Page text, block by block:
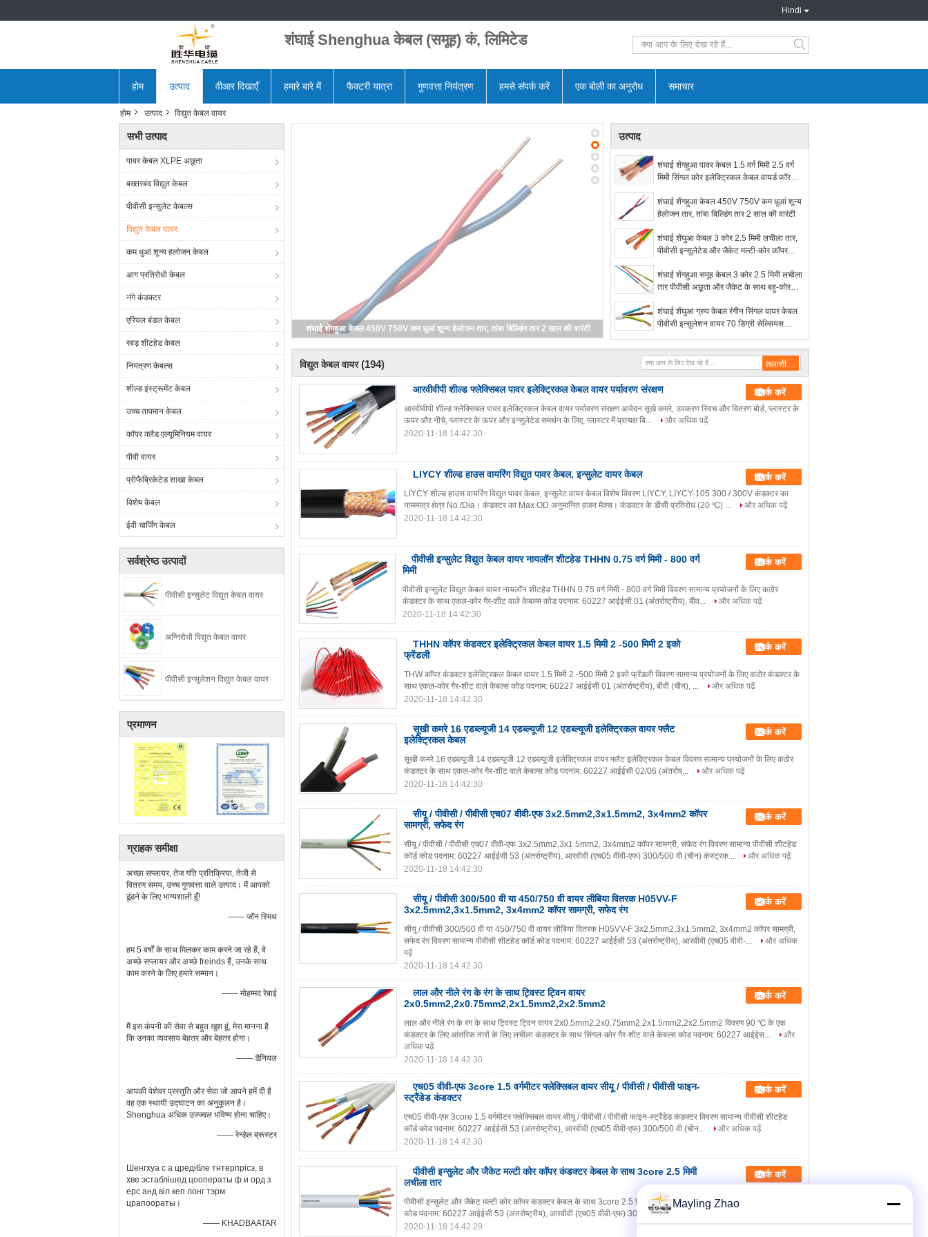
Hindi
शंघाई Shenghua केबल (समूह) कं, लिमिटेड
search
होम उत्पाद वीआर दिखाएँ हमारे बारे में फैक्टरी यात्रा गुणवत्ता नियंत्रण हमसे संपर्क करें एक बोली का अनुरोध समाचार
होम उत्पाद विद्युत केबल वायर
सभी उत्पाद
पावर केबल XLPE अछूता
बख्तरबंद विद्युत केबल
पीवीसी इन्सुलेट केबल्स
विद्युत केबल वायर
कम धुआं शून्य हलोजन केबल
आग प्रतिरोधी केबल
नंगे कंडक्टर
एरियल बंडल केबल
रबड़ शीटहेड केबल
नियंत्रण केबल्स
शील्ड इंस्ट्रूमेंट केबल
उच्च तापमान केबल
कॉपर क्लैड एल्यूमिनियम वायर
पीवी वायर
प्रीफैब्रिकेटेड शाखा केबल
विशेष केबल
ईवी चार्जिंग केबल
सर्वश्रेष्ठ उत्पादों
पीवीसी इन्सुलेट विद्युत केबल वायर
अग्निरोधी विद्युत केबल वायर
पीवीसी इन्सुलेशन विद्युत केबल वायर
प्रमाणन
ग्राहक समीक्षा
अच्छा सप्लायर, तेज गति प्रतिक्रिया, तेजी से
वितरण समय, उच्च गुणवत्ता वाले उत्पाद। मैं आपको
ढूंढने के लिए भाग्यशाली हूँ!
—— जॉन स्मिथ
हम 5 वर्षों के साथ मिलकर काम करने जा रहे हैं, वे
अच्छे सप्लायर और अच्छे freinds हैं, उनके साथ
काम करने के लिए हमारे सम्मान।
—— मोहम्मद रेबाई
मैं इस कंपनी की सेवा से बहुत खुश हूं, मेरा मानना ​​है
कि उनका व्यवसाय बेहतर और बेहतर होगा।
—— डैनियल
आपकी पेशेवर प्रस्तुति और सेवा जो आपने हमें दी है
वह एक स्थायी उद्घाटन का अनुकूलन है।
Shenghua अधिक उज्ज्वल भविष्य होना चाहिए।
—— रेन्डेल ब्रूस्टर
Шенгхуа с а цредібле тнтерпрісэ, в
хве эстаблішед цооператы ф и орд з
ерс анд віл кеп лонг тэрм
црапоораты।
—— KHADBAATAR
शंघाई शेंगहुआ केबल 450V 750V कम धुआं शून्य हेलोजन तार, तांबा बिल्डिंग तार 2 साल की वारंटी
उत्पाद
शंघाई शेंगहुआ पावर केबल 1.5 वर्ग मिमी 2.5 वर्ग
मिमी सिंगल कोर इलेक्ट्रिकल केबल वायर्ड फॉर
शंघाई शेंगहुआ केबल 450V 750V कम धुआं शून्य
हेलोजन तार, तांबा बिल्डिंग तार 2 साल की वारंटी
शंघाई शेंघुआ केबल 3 कोर 2.5 मिमी लचीला तार,
पीवीसी इन्सुलेटेड और जैकेट मल्टी-कोर कॉपर
शंघाई शेंगहुआ समूह केबल 3 कोर 2.5 मिमी लचीला
तार पीवीसी अछूता और जैकेट के साथ बहु-कोर
शंघाई शेंघुआ ग्रुप केबल रंगीन सिंगल वायर केबल
पीवीसी इन्सुलेशन वायर 70 डिग्री सेल्सियस
विद्युत केबल वायर (194)
आरवीवीपी शील्ड फ्लेक्सिबल पावर इलेक्ट्रिकल केबल वायर पर्यावरण संरक्षण संपर्क करें
आरवीवीपी शील्ड फ्लेक्सिबल पावर इलेक्ट्रिकल केबल वायर पर्यावरण संरक्षण आवेदन सूखे कमरे, उपकरण स्विच और वितरण बोर्ड, प्लास्टर के
ऊपर और नीचे, प्लास्टर के ऊपर और इन्सुलेटेड समर्थन के लिए, प्लास्टर में प्रत्यक्ष बि...
और अधिक पढ़ें
2020-11-18 14:42:30
LIYCY शील्ड हाउस वायरिंग विद्युत पावर केबल, इन्सुलेट वायर केबल संपर्क करें
LIYCY शील्ड हाउस वायरिंग विद्युत पावर केबल, इन्सुलेट वायर केबल विशेष विवरण LIYCY, LIYCY-105 300 / 300V कंडक्टर का
नाममात्र क्षेत्र No./Dia। कंडक्टर का Max.OD अनुमानित व़जन मैक्स। कंडक्टर के डीसी प्रतिरोध (20 ℃) ...
और अधिक पढ़ें
2020-11-18 14:42:30
पीवीसी इन्सुलेट विद्युत केबल वायर नायलॉन शीटहेड THHN 0.75 वर्ग मिमी - 800 वर्ग
मिमी
संपर्क करें
पीवीसी इन्सुलेट विद्युत केबल वायर नायलॉन शीटहेड THHN 0.75 वर्ग मिमी - 800 वर्ग मिमी विवरण सामान्य प्रयोजनों के लिए कठोर
कंडक्टर के साथ एकल-कोर गैर-शीट वाले केबल्स कोड पदनाम: 60227 आईईसी 01 (अंतर्राष्ट्रीय), बीव...
और अधिक पढ़ें
2020-11-18 14:42:30
THHN कॉपर कंडक्टर इलेक्ट्रिकल केबल वायर 1.5 मिमी 2 -500 मिमी 2 इको
फ्रेंडली
संपर्क करें
THW कॉपर कंडक्टर इलेक्ट्रिकल केबल वायर 1.5 मिमी 2 -500 मिमी 2 इको फ्रेंडली विवरण सामान्य प्रयोजनों के लिए कठोर कंडक्टर के
साथ एकल-कोर गैर-शीट वाले केबल्स कोड पदनाम: 60227 आईईसी 01 (अंतर्राष्ट्रीय), बीवी (चीन), ...
और अधिक पढ़ें
2020-11-18 14:42:30
सूखी कमरे 16 एडब्ल्यूजी 14 एडब्ल्यूजी 12 एडब्ल्यूजी इलेक्ट्रिकल वायर फ्लैट
इलेक्ट्रिकल केबल
संपर्क करें
सूखी कमरे 16 एडब्ल्यूजी 14 एडब्ल्यूजी 12 एडब्ल्यूजी इलेक्ट्रिकल वायर फ्लैट इलेक्ट्रिकल केबल विवरण सामान्य प्रयोजनों के लिए कठोर
कंडक्टर के साथ एकल-कोर गैर-शीट वाले केबल्स कोड पदनाम: 60227 आईईसी 02/06 (अंतर्राष्...
और अधिक पढ़ें
2020-11-18 14:42:30
सीयू / पीवीसी / पीवीसी एच07 वीवी-एफ 3x2.5mm2,3x1.5mm2, 3x4mm2 कॉपर
सामग्री, सफेद रंग
संपर्क करें
सीयू / पीवीसी / पीवीसी एच07 वीवी-एफ 3x2.5mm2,3x1.5mm2, 3x4mm2 कॉपर सामग्री, सफेद रंग विवरण सामान्य पीवीसी शीटहेड
कॉर्ड कोड पदनाम: 60227 आईईसी 53 (अंतर्राष्ट्रीय), आरवीवी (एच05 वीवी-एफ) 300/500 वी (चीन) कंस्ट्रक...
और अधिक पढ़ें
2020-11-18 14:42:30
सीयू / पीवीसी 300/500 वी या 450/750 वी वायर लीबिया वितरक H05VV-F
3x2.5mm2,3x1.5mm2, 3x4mm2 कॉपर सामग्री, सफेद रंग
संपर्क करें
सीयू / पीवीसी 300/500 वी या 450/750 वी वायर लीबिया वितरक H05VV-F 3x2.5mm2,3x1.5mm2, 3x4mm2 कॉपर सामग्री,
सफेद रंग विवरण सामान्य पीवीसी शीटहेड कॉर्ड कोड पदनाम: 60227 आईईसी 53 (अंतर्राष्ट्रीय), आरवीवी (एच05 वीवी-...
और अधिक
पढ़ें
2020-11-18 14:42:30
लाल और नीले रंग के रंग के साथ ट्विस्ट ट्विन वायर
2x0.5mm2,2x0.75mm2,2x1.5mm2,2x2.5mm2
संपर्क करें
लाल और नीले रंग के रंग के साथ ट्विस्ट ट्विन वायर 2x0.5mm2,2x0.75mm2,2x1.5mm2,2x2.5mm2 विवरण 90 ℃ के एक
कंडक्टर के लिए आंतरिक तारों के लिए लचीला कंडक्टर के साथ सिंगल-कोर गैर-शीट वाले केबल्स कोड पदनाम: 60227 आईईस...
और
अधिक पढ़ें
2020-11-18 14:42:30
एच05 वीवी-एफ 3core 1.5 वर्गमीटर फ्लेक्सिबल वायर सीयू / पीवीसी / पीवीसी फाइन-
स्ट्रैंडेड कंडक्टर
संपर्क करें
एच05 वीवी-एफ 3core 1.5 वर्गमीटर फ्लेक्सिबल वायर सीयू / पीवीसी / पीवीसी फाइन-स्ट्रैंडेड कंडक्टर विवरण सामान्य पीवीसी शीटहेड
कॉर्ड कोड पदनाम: 60227 आईईसी 53 (अंतर्राष्ट्रीय), आरवीवी (एच05 वीवी-एफ) 300/500 वी (चीन...
और अधिक पढ़ें
2020-11-18 14:42:30
पीवीसी इन्सुलेट और जैकेट मल्टी कोर कॉपर कंडक्टर केबल के साथ 3core 2.5 मिमी
लचीला तार
संपर्क करें
पीवीसी इन्सुलेट और जैकेट मल्टी कोर कॉपर कंडक्टर केबल के साथ 3core 2.5 मिमी लचीला तार विवरण सामान्य पीवीसी शीटहेड कॉर्ड
कोड पदनाम: 60227 आईईसी 53 (अंतर्राष्ट्रीय), आरवीवी (एच05 वीवी-एफ) 300/500 वी (चीन) कंस्ट्रक...
2020-11-18 14:42:29
Mayling Zhao